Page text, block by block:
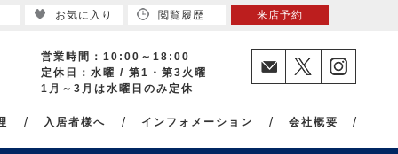
営業時間：10:00～18:00
定休日：水曜 / 第1・第3火曜
1月～3月は水曜日のみ定休
入居者様へ インフォメーション 会社概要
お気に入り 閲覧履歴 来店予約